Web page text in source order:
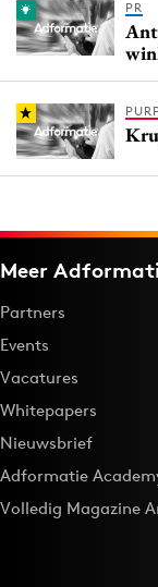
PR
Meer
Partners
Events
Vacatures
Whitepapers
Nieuwsbrief
Adformatie
Volledig Magazine